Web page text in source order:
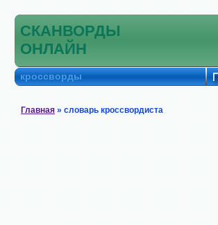
СКАНВОРДЫ
ОНЛАЙН
кроссворды
Главная » словарь кроссвордиста